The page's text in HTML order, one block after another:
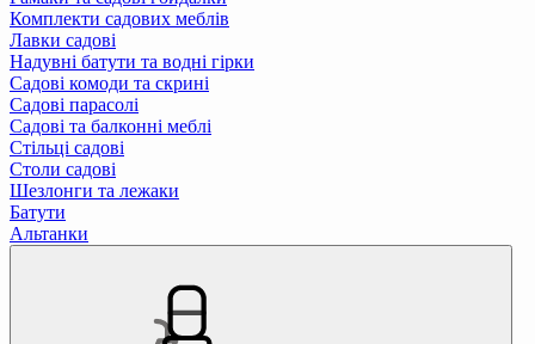
Комплекти садових меблів
Лавки садові
Надувні батути та водні гірки
Садові комоди та скрині
Садові парасолі
Садові та балконні меблі
Стільці садові
Столи садові
Шезлонги та лежаки
Батути
Альтанки